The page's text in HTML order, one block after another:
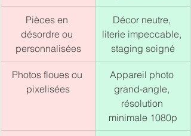
Pièces en
désordre ou
personnalisées
Décor neutre,
literie impeccable,
staging soigné
Photos floues ou
pixelisées
Appareil photo
grand-angle,
résolution
minimale 1080p